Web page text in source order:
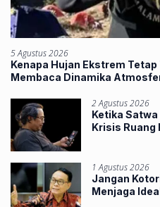
5 Agustus 2026
Kenapa Hujan Ekstrem
Membaca Dinamika
2 Agustus 2026
Ketika
Krisis Ruang
1 Agustus 2026
Jangan
Menjaga